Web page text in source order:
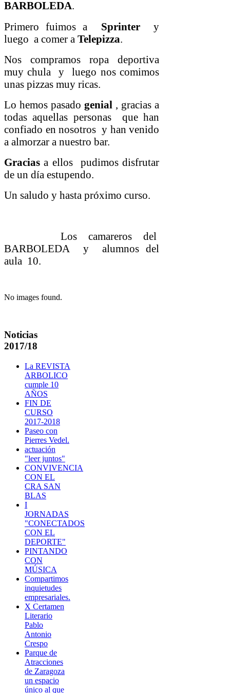
BARBOLEDA.
Primero fuimos a Sprinter
y
luego a comer a Telepizza.
Nos compramos ropa deportiva
muy chula y luego nos comimos
unas pizzas muy ricas.
Lo hemos pasado genial , gracias a
todas aquellas personas que han
confiado en nosotros y han venido
a almorzar a nuestro bar.
Graciasa ellos pudimos disfrutar
de un día estupendo.
Un saludo y hasta próximo curso.
Los camareros del
BARBOLEDA y alumnos del
aula 10.
No images found.
Noticias
2017/18
La REVISTA
ARBOLICO
cumple 10
AÑOS
FIN DE
CURSO
2017-2018
Paseo con
Pierres Vedel.
actuación
"leer juntos"
CONVIVENCIA
CON EL
CRA SAN
BLAS
I
JORNADAS
"CONECTADOS
CON EL
DEPORTE"
PINTANDO
CON
MÚSICA
Compartimos
inquietudes
empresariales.
X Certamen
Literario
Pablo
Antonio
Crespo
Parque de
Atracciones
de Zaragoza
un espacio
único al que